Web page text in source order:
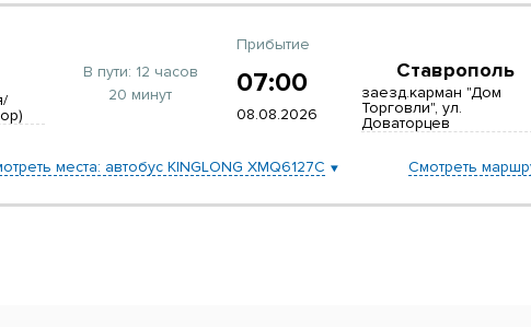
В пути: 12 часов
20 минут
Прибытие
07:00
08.08.2026
Ставрополь
заезд.карман "Дом
Торговли", ул.
Доваторцев
места: автобус KINGLONG XMQ6127C Смотреть